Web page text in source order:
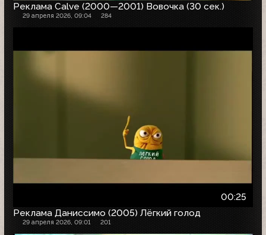
Реклама Calve (2000—2001) Вовочка (30 сек.)
29 апреля 2026, 09:04 284
00:25
Реклама Даниссимо (2005) Лёгкий голод
29 апреля 2026, 09:01 201